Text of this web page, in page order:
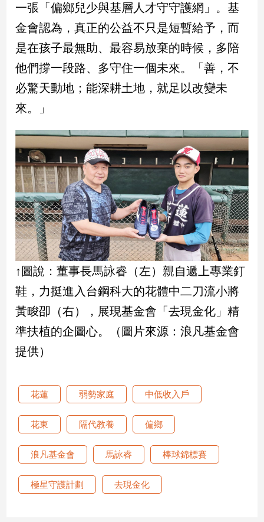
一張「偏鄉兒少與基層人才守守護網」。基
金會認為，真正的公益不只是短暫給予，而
是在孩子最無助、最容易放棄的時候，多陪
他們撐一段路、多守住一個未來。「善，不
必驚天動地；能深耕土地，就足以改變未
來。」
↑圖說：董事長馬詠睿（左）親自遞上專業釘
鞋，力挺進入台鋼科大的花體中二刀流小將
黃畯卲（右），展現基金會「去現金化」精
準扶植的企圖心。（圖片來源：浪凡基金會
提供）
花蓮 弱勢家庭 中低收入戶
花東 隔代教養 偏鄉
浪凡基金會 馬詠睿 棒球錦標賽
極星守護計劃 去現金化